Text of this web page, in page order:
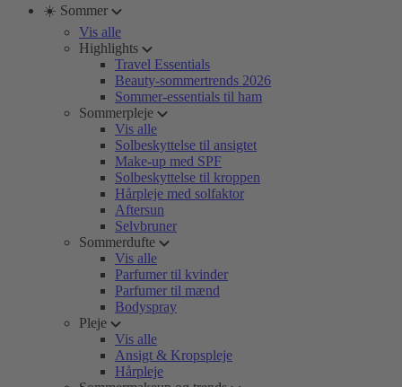
☀️ Sommer
Vis alle
Highlights
Travel Essentials
Beauty-sommertrends 2026
Sommer-essentials til ham
Sommerpleje
Vis alle
Solbeskyttelse til ansigtet
Make-up med SPF
Solbeskyttelse til kroppen
Hårpleje med solfaktor
Aftersun
Selvbruner
Sommerdufte
Vis alle
Parfumer til kvinder
Parfumer til mænd
Bodyspray
Pleje
Vis alle
Ansigt & Kropspleje
Hårpleje